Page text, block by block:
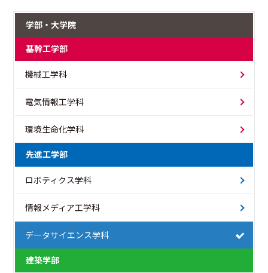
学部・大学院
基幹工学部
機械工学科
電気情報工学科
環境生命化学科
先進工学部
ロボティクス学科
情報メディア工学科
データサイエンス学科
建築学部